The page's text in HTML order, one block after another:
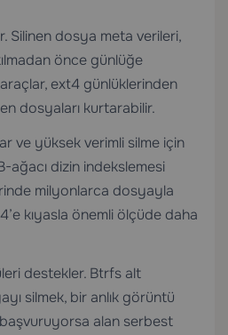
Silinen dosya meta verileri,
önce günlüğe
ext4 günlüklerinden
dosyaları kurtarabilir.
ve yüksek verimli silme için
ağacı dizin indekslemesi
milyonlarca dosyayla
kıyasla önemli ölçüde daha
destekler. Btrfs alt
silmek, bir anlık görüntü
başvuruyorsa alan serbest